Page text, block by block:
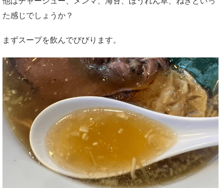
た感じでしょうか？
まずスープを飲んでびびります。